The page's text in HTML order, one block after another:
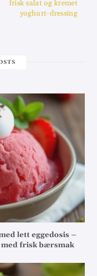
frisk salat og kremet
yoghurt-dressing
lett eggedosis –
frisk bærsmak